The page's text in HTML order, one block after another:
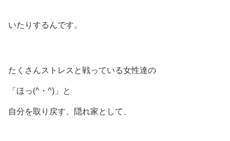
いたりするんです。
たくさんストレスと戦っている女性達の
「ほっ(^・^)」と
自分を取り戻す、隠れ家として、